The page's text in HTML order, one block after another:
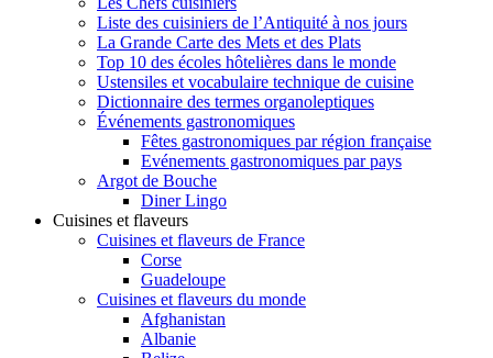
Liste des cuisiniers de l’Antiquité à nos jours
La Grande Carte des Mets et des Plats
Top 10 des écoles hôtelières dans le monde
Ustensiles et vocabulaire technique de cuisine
Dictionnaire des termes organoleptiques
Événements gastronomiques
Fêtes gastronomiques par région française
Evénements gastronomiques par pays
Argot de Bouche
Diner Lingo
Cuisines et flaveurs
Cuisines et flaveurs de France
Corse
Guadeloupe
Cuisines et flaveurs du monde
Afghanistan
Albanie